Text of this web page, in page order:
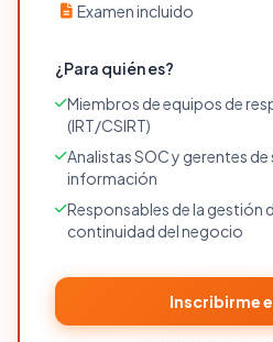
Examen incluido
¿Para quién es?
Miembros de equipos de
(IRT/CSIRT)
Analistas SOC y gerentes de
información
Responsables de la gestión
continuidad del negocio
Inscribirme